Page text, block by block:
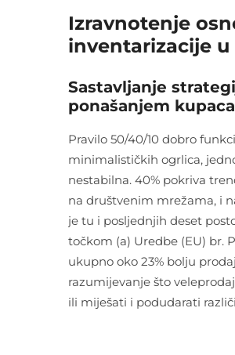
Izravnotenje
inventarizacije
Sastavljanje
ponašanjem
Pravilo 50/40/10 dobro
minimalističkih ogrlica,
nestabilna. 40% pokriva
na društvenim mrežama, i
je tu i posljednjih deset
točkom (a) Uredbe (EU) br.
ukupno oko 23% bolju
razumijevanje što
ili miješati i podudarati